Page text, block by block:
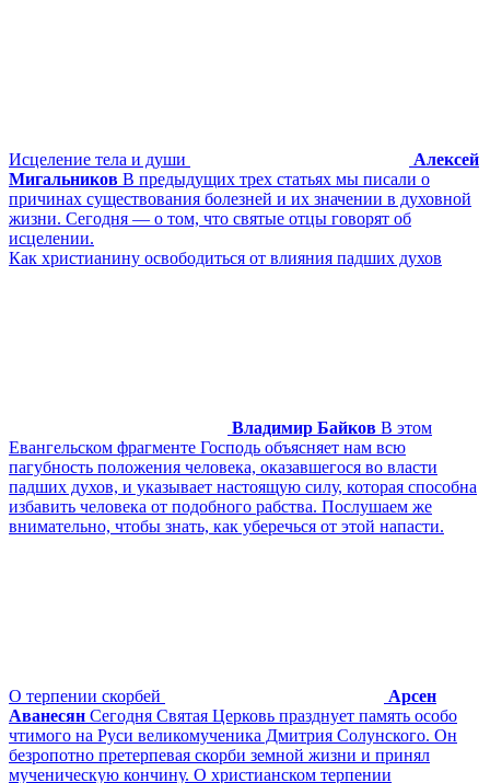
Исцеление тела и души
Алексей
Мигальников В предыдущих трех статьях мы писали о
причинах существования болезней и их значении в духовной
жизни. Сегодня — о том, что святые отцы говорят об
исцелении.
Как христианину освободиться от влияния падших духов
Владимир Байков В этом
Евангельском фрагменте Господь объясняет нам всю
пагубность положения человека, оказавшегося во власти
падших духов, и указывает настоящую силу, которая способна
избавить человека от подобного рабства. Послушаем же
внимательно, чтобы знать, как уберечься от этой напасти.
О терпении скорбей
Арсен
Аванесян Сегодня Святая Церковь празднует память особо
чтимого на Руси великомученика Дмитрия Солунского. Он
безропотно претерпевая скорби земной жизни и принял
мученическую кончину. О христианском терпении